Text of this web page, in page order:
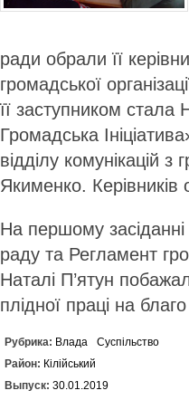
ради обрали її
громадської
її заступником
Громадська
відділу комунікацій
Якименко.
На першому
раду та Регламент
Наталі П’ятун
плідної праці на
Рубрика: Влада
Суспільство
Район: Кілійський
Выпуск: 30.01.2019